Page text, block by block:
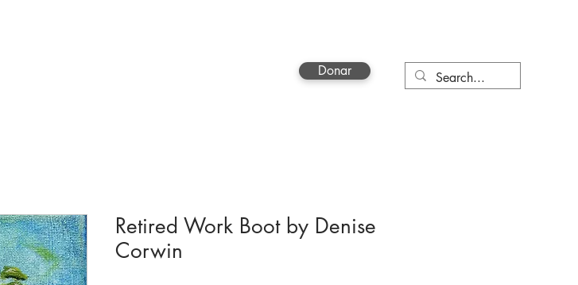
Donar
Retired Work Boot by Denise
Corwin